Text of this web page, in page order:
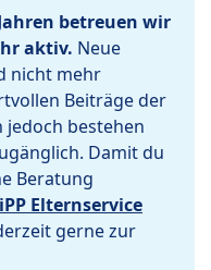
betreuen wir
aktiv. Neue
nicht mehr
Beiträge der
jedoch bestehen
Damit du
Beratung
Elternservice
gerne zur